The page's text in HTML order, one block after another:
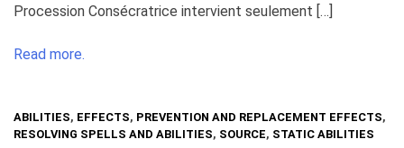
Procession Consécratrice intervient seulement […]
Read more.
ABILITIES, EFFECTS, PREVENTION AND REPLACEMENT EFFECTS,
RESOLVING SPELLS AND ABILITIES, SOURCE, STATIC ABILITIES